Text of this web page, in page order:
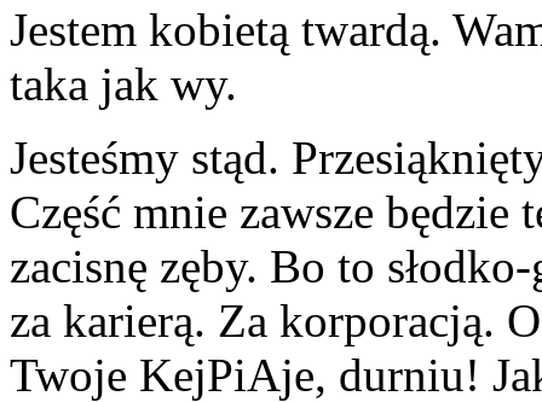
Jestem kobietą twardą.
taka jak wy.
Jesteśmy stąd.
Część mnie zawsze będzie
zacisnę zęby. Bo to
za karierą. Za korporacją.
Twoje KejPiAje, durniu!